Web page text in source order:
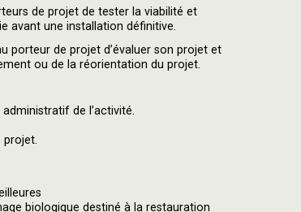
de projet de tester la viabilité et
avant une installation définitive.
porteur de projet d’évaluer son projet et
ou de la réorientation du projet.
de l’activité.
projet.
biologique destiné à la restauration